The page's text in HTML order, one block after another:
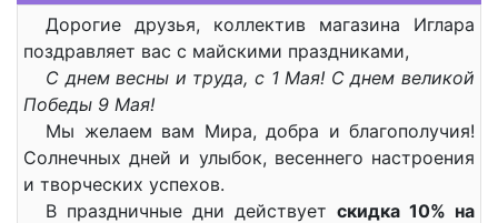
Дорогие друзья, коллектив магазина Иглара
поздравляет вас с майскими праздниками,
С днем весны и труда, с 1 Мая! С днем великой
Победы 9 Мая!
Мы желаем вам Мира, добра и благополучия!
Солнечных дней и улыбок, весеннего настроения
и творческих успехов.
В праздничные дни действует скидка 10% на